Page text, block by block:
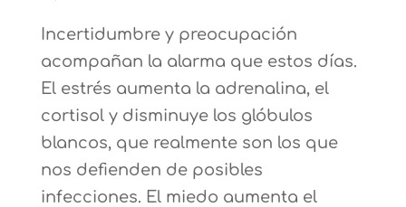
Incertidumbre y preocupación
acompañan la alarma que estos días.
El estrés aumenta la adrenalina, el
cortisol y disminuye los glóbulos
blancos, que realmente son los que
nos defienden de posibles
infecciones. El miedo aumenta el